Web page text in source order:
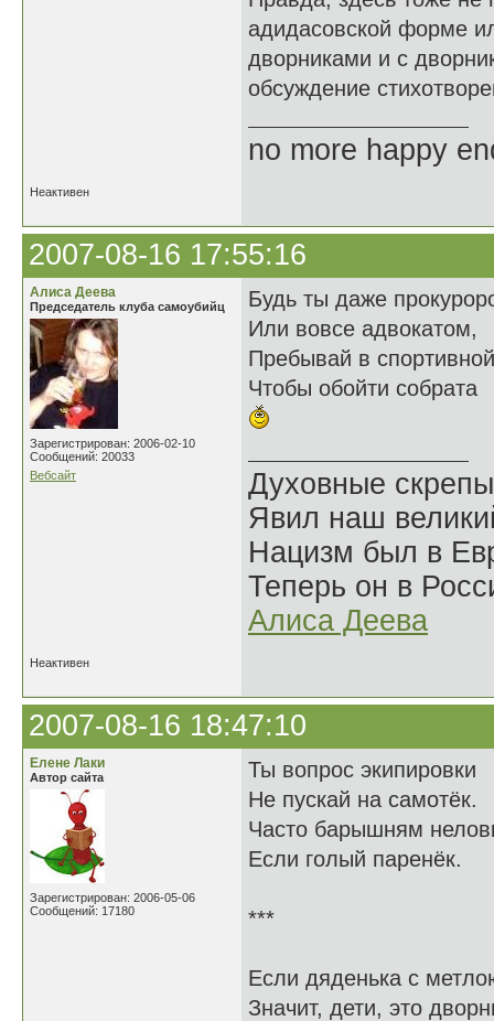
адидасовской форме
дворниками и с
обсуждение
no more happy
Неактивен
2007-08-16 17:55:16
Алиса Деева
Председатель клуба самоубийц
Зарегистрирован: 2006-02-10
Сообщений: 20033
Вебсайт
Будь ты даже
Или вовсе адвокатом,
Пребывай в
Чтобы обойти собрата
Духовные
Явил наш
Нацизм был в
Теперь он в
Алиса Деева
Неактивен
2007-08-16 18:47:10
Елене Лаки
Автор сайта
Зарегистрирован: 2006-05-06
Сообщений: 17180
Ты вопрос экипировки
Не пускай на самотёк.
Часто барышням
Если голый паренёк.
***
Если дяденька с
Значит, дети, это